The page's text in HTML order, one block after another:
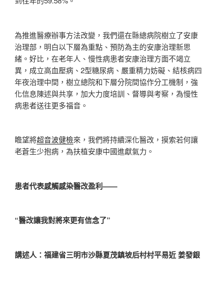
為推進醫療辦事方法改變，我們還在縣總病院樹立了安康
治理部，明白以下層為重點、預防為主的安康治理新思
緒。好比，在老年人、慢性病患者安康治理方面不竭立
異，成立高血壓病、2型糖尿病、嚴重精力妨礙、結核病四
年夜治理中間，樹立總院和下層分院間協作分工機制，強
化信息陳述與共享，加大力度培訓、督導與考察，為慢性
病患者送往更多福音。
瞻望將超音波健檢來，我們將持續深化醫改，摸索若何讓
老蒼生少抱病，為扶植安康中國進獻氣力。
患者代表感觸感染醫改盈利——
“醫改讓我對將來更有信念了”
講述人：福建省三明市沙縣夏茂鎮坡后村村平易近 姜發銀